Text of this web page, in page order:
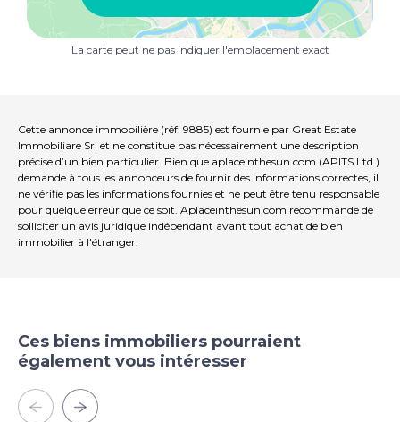
La carte peut ne pas indiquer l'emplacement exact
Cette annonce immobilière (réf: 9885) est fournie par Great Estate
Immobiliare Srl et ne constitue pas nécessairement une description
précise d’un bien particulier. Bien que aplaceinthesun.com (APITS Ltd.)
demande à tous les annonceurs de fournir des informations correctes, il
ne vérifie pas les informations fournies et ne peut être tenu responsable
pour quelque erreur que ce soit. Aplaceinthesun.com recommande de
solliciter un avis juridique indépendant avant tout achat de bien
immobilier à l'étranger.
Ces biens immobiliers pourraient
également vous intéresser